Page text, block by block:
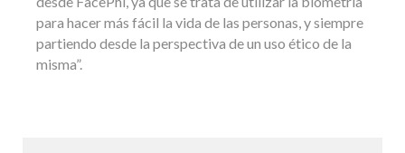
para hacer más fácil la vida de las personas, y siempre
partiendo desde la perspectiva de un uso ético de la
misma”.